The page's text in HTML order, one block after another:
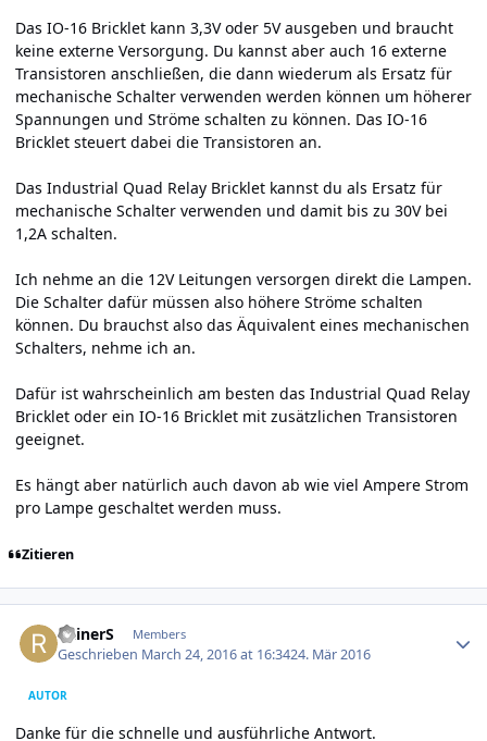
Das IO-16 Bricklet kann 3,3V oder 5V ausgeben und braucht
keine externe Versorgung. Du kannst aber auch 16 externe
Transistoren anschließen, die dann wiederum als Ersatz für
mechanische Schalter verwenden werden können um höherer
Spannungen und Ströme schalten zu können. Das IO-16
Bricklet steuert dabei die Transistoren an.
Das Industrial Quad Relay Bricklet kannst du als Ersatz für
mechanische Schalter verwenden und damit bis zu 30V bei
1,2A schalten.
Ich nehme an die 12V Leitungen versorgen direkt die Lampen.
Die Schalter dafür müssen also höhere Ströme schalten
können. Du brauchst also das Äquivalent eines mechanischen
Schalters, nehme ich an.
Dafür ist wahrscheinlich am besten das Industrial Quad Relay
Bricklet oder ein IO-16 Bricklet mit zusätzlichen Transistoren
geeignet.
Es hängt aber natürlich auch davon ab wie viel Ampere Strom
pro Lampe geschaltet werden muss.
Zitieren
RainerS Members
Geschrieben March 24, 2016 at 16:3424. Mär 2016
AUTOR
Danke für die schnelle und ausführliche Antwort.